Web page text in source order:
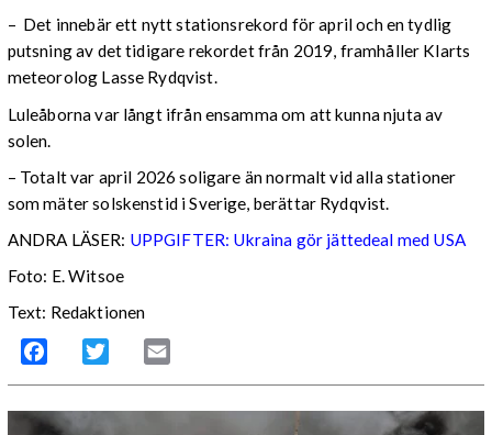
– Det innebär ett nytt stationsrekord för april och en tydlig
putsning av det tidigare rekordet från 2019, framhåller Klarts
meteorolog Lasse Rydqvist.
Luleåborna var långt ifrån ensamma om att kunna njuta av
solen.
– Totalt var april 2026 soligare än normalt vid alla stationer
som mäter solskenstid i Sverige, berättar Rydqvist.
ANDRA LÄSER: UPPGIFTER: Ukraina gör jättedeal med USA
Foto: E. Witsoe
Text: Redaktionen
Facebook Twitter